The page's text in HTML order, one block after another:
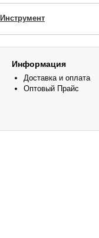
Инструмент
Информация
Доставка и оплата
Оптовый Прайс